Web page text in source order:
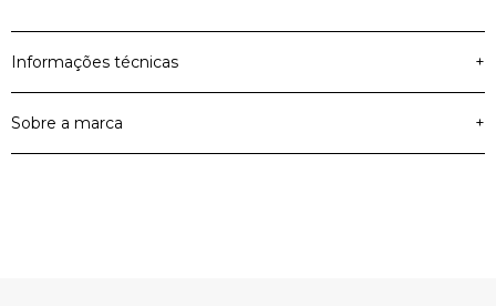
Informações técnicas +
Material Principal Malha Dublada
Sobre a marca +